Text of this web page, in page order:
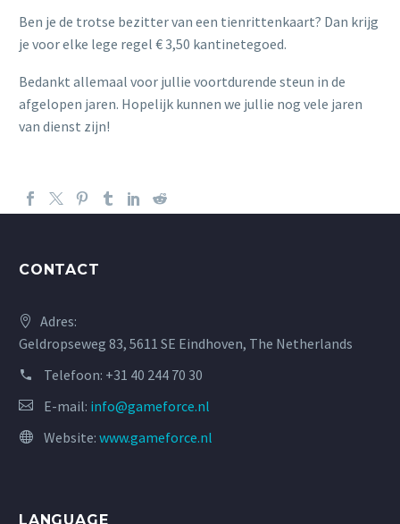
Ben je de trotse bezitter van een tienrittenkaart? Dan krijg
je voor elke lege regel € 3,50 kantinetegoed.
Bedankt allemaal voor jullie voortdurende steun in de
afgelopen jaren. Hopelijk kunnen we jullie nog vele jaren
van dienst zijn!
CONTACT
Adres:
Geldropseweg 83, 5611 SE Eindhoven, The Netherlands
Telefoon: +31 40 244 70 30
E-mail: info@gameforce.nl
Website: www.gameforce.nl
LANGUAGE